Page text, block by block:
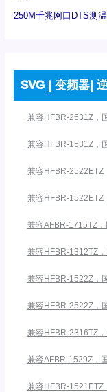
250M千兆网口DTS测
SVG | 变频器|
兼容HFBR-2531Z，
兼容HFBR-1531Z，
兼容HFBR-2522ETZ
兼容HFBR-1522ETZ
兼容AFBR-1715TZ
兼容HFBR-1312TZ
兼容HFBR-1522Z，
兼容HFBR-2522Z，
兼容HFBR-2316TZ
兼容AFBR-1529Z，
兼容HFBR-1521ETZ